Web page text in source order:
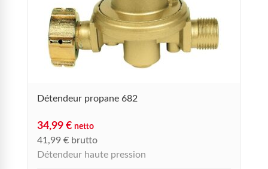
Détendeur propane 682
34,99 € netto
41,99 € brutto
Détendeur haute pression